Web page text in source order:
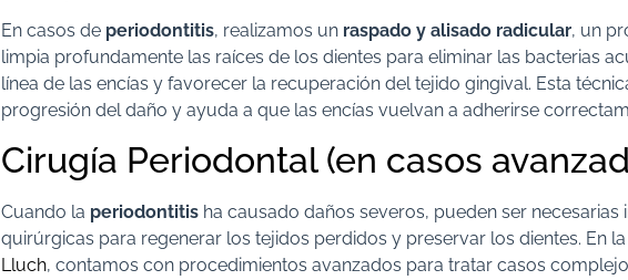
En casos de periodontitis, realizamos un raspado y alisado radicular, un
limpia profundamente las raíces de los dientes para eliminar las bacterias
línea de las encías y favorecer la recuperación del tejido gingival. Esta
progresión del daño y ayuda a que las encías vuelvan a adherirse
Cirugía Periodontal (en casos
Cuando la periodontitis ha causado daños severos, pueden ser necesarias
quirúrgicas para regenerar los tejidos perdidos y preservar los dientes. En la
Lluch, contamos con procedimientos avanzados para tratar casos